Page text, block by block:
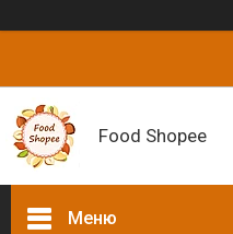
Food Shopee
Меню